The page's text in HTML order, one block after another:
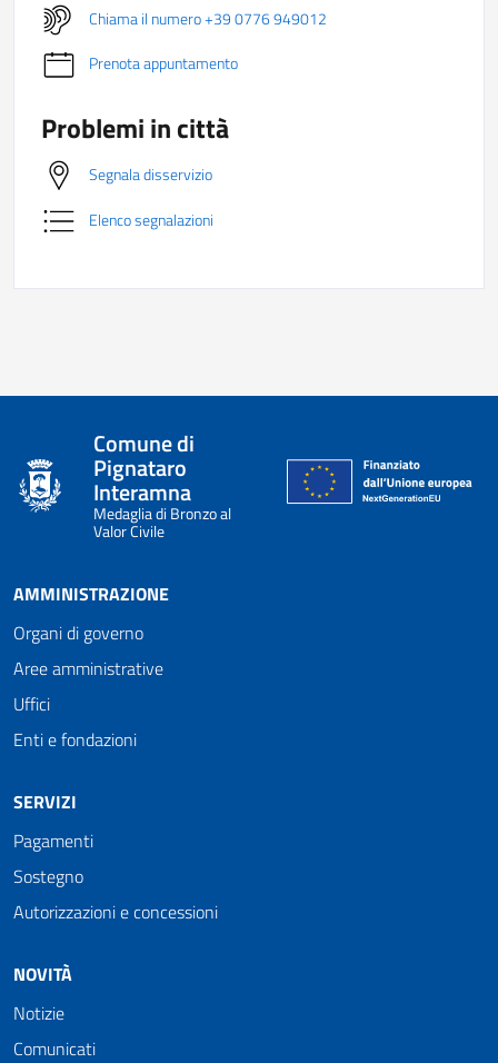
Chiama il numero +39 0776 949012
Prenota appuntamento
Problemi in città
Segnala disservizio
Elenco segnalazioni
Comune di
Pignataro
Interamna
Medaglia di Bronzo al
Valor Civile
AMMINISTRAZIONE
Organi di governo
Aree amministrative
Uffici
Enti e fondazioni
SERVIZI
Pagamenti
Sostegno
Autorizzazioni e concessioni
NOVITÀ
Notizie
Comunicati